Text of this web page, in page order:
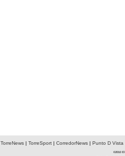
TorreNews| TorreSport| CorredorNews| Punto D Vista
©2010 El